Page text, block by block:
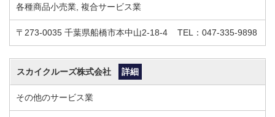
各種商品小売業, 複合サービス業
〒273-0035 千葉県船橋市本中山2-18-4 TEL：047-335-9898
スカイクルーズ株式会社 詳細
その他のサービス業